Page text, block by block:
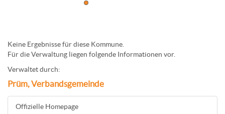
Keine Ergebnisse für diese Kommune.
Für die Verwaltung liegen folgende Informationen vor.
Verwaltet durch:
Prüm, Verbandsgemeinde
Offizielle Homepage